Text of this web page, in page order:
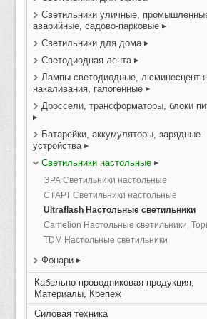
Светильники уличные,
аварийные, садово-парковые
Светильники для дома
Светодиодная лента
Лампы светодиодные,
накаливания, галогенные
Дроссели, трансформаторы, блоки
Батарейки, аккумуляторы, зарядные
устройства
Светильники настольные
ЭРА Светильники настольные
СТАРТ Светильники настольные
Ultraflash Настольные светильники
Camelion Настольные светильники,
TDM Настольные светильники
Фонари
Кабельно-проводниковая продукция,
Материалы, Крепеж
Силовая техника